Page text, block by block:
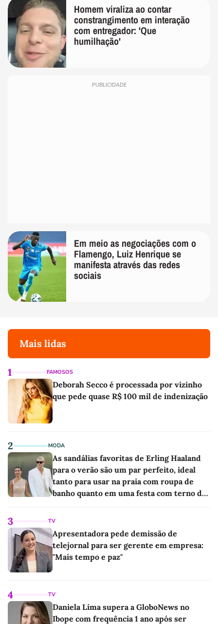
Homem viraliza ao contar
constrangimento em interação
com entregador: 'Que
humilhação'
PUBLICIDADE
Em meio as negociações com o
Flamengo, Luiz Henrique se
manifesta através das redes
sociais
Mais lidas
1 FAMOSOS
Deborah Secco é processada por vizinho
que pede quase R$ 100 mil de indenização
2 MODA
As sandálias favoritas de Erling Haaland
para o verão são um par perfeito, ideal
tanto para usar na praia com roupa de
banho quanto em uma festa com terno de
3 TV
Apresentadora pede demissão de
telejornal para ser gerente em empresa:
"Mais tempo e paz"
4 TV
Daniela Lima supera a GloboNews no
Ibope com frequência 1 ano após ser